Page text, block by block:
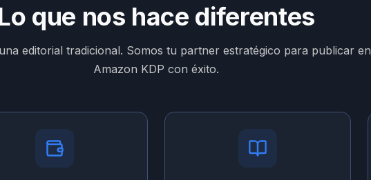
que nos hace diferentes
editorial tradicional. Somos tu partner estratégico para publicar en
Amazon KDP con éxito.